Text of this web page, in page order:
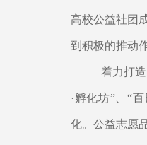
高校公益社团
到积极的推动
着力打
·孵化坊”、“
化。公益志愿